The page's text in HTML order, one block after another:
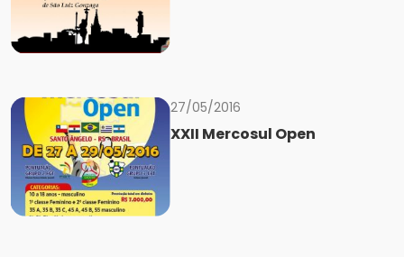
27/05/2016
XXII Mercosul Open